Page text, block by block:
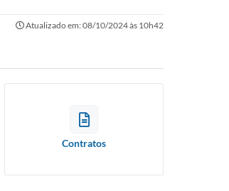
Atualizado em: 08/10/2024 às 10h42
Contratos